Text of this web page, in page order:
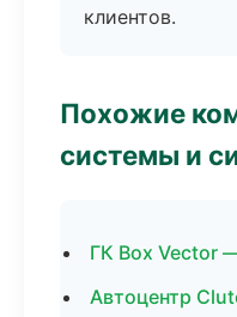
клиентов.
Похожие
системы и
ГК Box Vector
Автоцентр